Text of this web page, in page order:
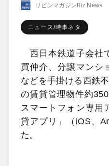
リビンマガジンBiz News
ニュース/時事ネタ
西日本鉄道子会社
買仲介、分譲マンシ
などを手掛ける西鉄
の賃貸管理物件約
スマートフォン専用
貸アプリ」（iOS、
た。